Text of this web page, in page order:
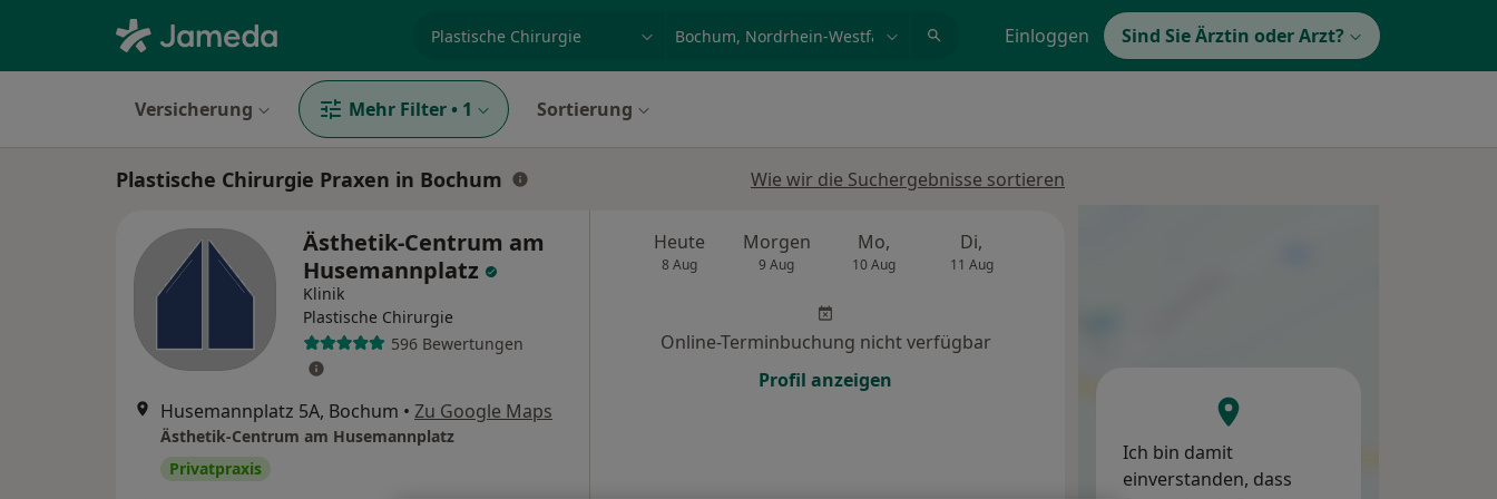
Einloggen Sind Sie Ärztin oder Arzt?
Versicherung Mehr Filter • 1 Sortierung
Plastische Chirurgie Praxen in Bochum Wie wir die Suchergebnisse sortieren
Ästhetik-Centrum am
Husemannplatz
Klinik
Plastische Chirurgie
596 Bewertungen
Husemannplatz 5A, Bochum • Zu Google Maps
Ästhetik-Centrum am Husemannplatz
Privatpraxis
Heute
8 Aug
Morgen
9 Aug
Mo,
10 Aug
Di,
11 Aug
Online-Terminbuchung nicht verfügbar
Profil anzeigen
Ich bin damit
einverstanden, dass